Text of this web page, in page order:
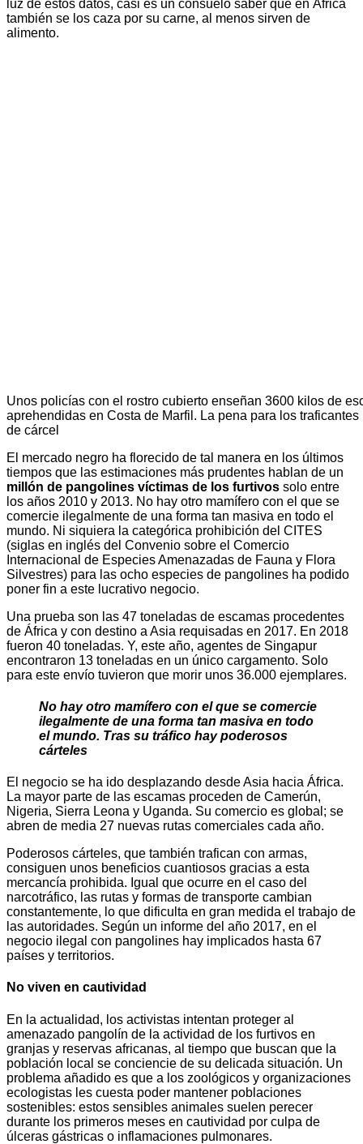
luz de estos datos, casi es un consuelo saber que en África
también se los caza por su carne, al menos sirven de
alimento.
Unos policías con el rostro cubierto enseñan 3600 kilos de
aprehendidas en Costa de Marfil. La pena para los
de cárcel
El mercado negro ha florecido de tal manera en los últimos
tiempos que las estimaciones más prudentes hablan de un
millón de pangolines víctimas de los furtivos solo entre
los años 2010 y 2013. No hay otro mamífero con el que se
comercie ilegalmente de una forma tan masiva en todo el
mundo. Ni siquiera la categórica prohibición del CITES
(siglas en inglés del Convenio sobre el Comercio
Internacional de Especies Amenazadas de Fauna y Flora
Silvestres) para las ocho especies de pangolines ha podido
poner fin a este lucrativo negocio.
Una prueba son las 47 toneladas de escamas procedentes
de África y con destino a Asia requisadas en 2017. En 2018
fueron 40 toneladas. Y, este año, agentes de Singapur
encontraron 13 toneladas en un único cargamento. Solo
para este envío tuvieron que morir unos 36.000 ejemplares.
No hay otro mamífero con el que se comercie
ilegalmente de una forma tan masiva en todo
el mundo. Tras su tráfico hay poderosos
cárteles
El negocio se ha ido desplazando desde Asia hacia África.
La mayor parte de las escamas proceden de Camerún,
Nigeria, Sierra Leona y Uganda. Su comercio es global; se
abren de media 27 nuevas rutas comerciales cada año.
Poderosos cárteles, que también trafican con armas,
consiguen unos beneficios cuantiosos gracias a esta
mercancía prohibida. Igual que ocurre en el caso del
narcotráfico, las rutas y formas de transporte cambian
constantemente, lo que dificulta en gran medida el trabajo de
las autoridades. Según un informe del año 2017, en el
negocio ilegal con pangolines hay implicados hasta 67
países y territorios.
No viven en cautividad
En la actualidad, los activistas intentan proteger al
amenazado pangolín de la actividad de los furtivos en
granjas y reservas africanas, al tiempo que buscan que la
población local se conciencie de su delicada situación. Un
problema añadido es que a los zoológicos y organizaciones
ecologistas les cuesta poder mantener poblaciones
sostenibles: estos sensibles animales suelen perecer
durante los primeros meses en cautividad por culpa de
úlceras gástricas o inflamaciones pulmonares.